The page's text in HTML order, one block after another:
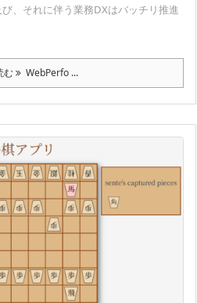
、それに伴う業務DXはバッチリ推進
む WebPerfo ...